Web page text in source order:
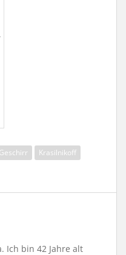
Geschirr
Krasilnikoff
Ich bin 42 Jahre alt